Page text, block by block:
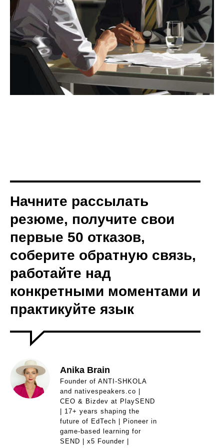
Начните рассылать
резюме, получите свои
первые 50 отказов,
соберите обратную связь,
работайте над
конкретными моментами и
практикуйте язык
Anika Brain
Founder of ANTI-SHKOLA
and nativespeakers.co |
CEO & Bizdev at PlaySEND
| 17+ years shaping the
future of EdTech | Pioneer in
game-based learning for
SEND | x5 Founder |